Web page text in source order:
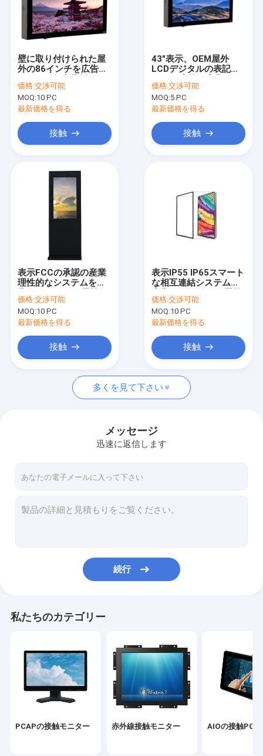
企業情報
お問い合わせ
ニュース
すべての場合
PCAPの接触モニター
PCAPのタッチ画面
PCAPの接触ホイル
TFT LCDのパネル
表面の音波のタッチ画面
曲げられたタッチ画面のモニター
壁に取り付けられた屋
外の86インチを広告す
スクリーン
価格:交渉可能
MOQ:10 PC
最新価格を得る
接触
43"表示、OEM屋外
LCDデジタルの表記
屋外LCD
価格:交渉可能
MOQ:5 PC
最新価格を得る
接触
表示FCCの承認の産業
理性的なシステムを広
LCD
価格:交渉可能
MOQ:10 PC
最新価格を得る
接触
表示IP55 IP65スマート
な相互連結システムを
LCD
価格:交渉可能
MOQ:10 PC
最新価格を得る
接触
多くを見て下さい
メッセージ
迅速に返信します
続行
私たちのカテゴリー
PCAPの接触モニター 赤外線接触モニター AIOの接触PC